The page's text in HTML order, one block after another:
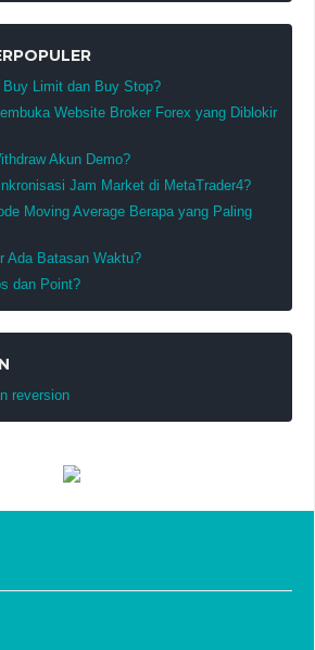
Limit dan Buy Stop?
Website Broker Forex yang Diblokir
Akun Demo?
Jam Market di MetaTrader4?
Moving Average Berapa yang Paling
Ada Batasan Waktu?
dan Point?
reversion